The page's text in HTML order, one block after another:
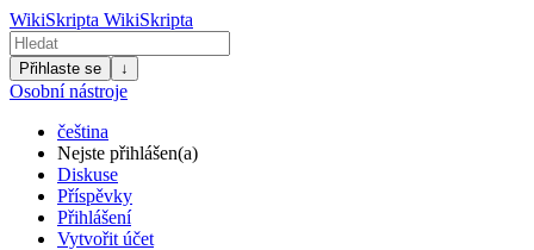
WikiSkripta WikiSkripta
Přihlaste se ↓
Osobní nástroje
čeština
Nejste přihlášen(a)
Diskuse
Příspěvky
Přihlášení
Vytvořit účet